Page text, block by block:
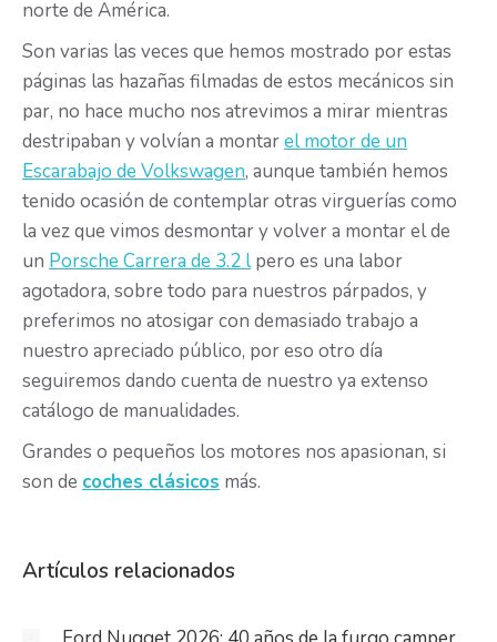
norte de América.
Son varias las veces que hemos mostrado por estas
páginas las hazañas filmadas de estos mecánicos sin
par, no hace mucho nos atrevimos a mirar mientras
destripaban y volvían a montarel motor de un
Escarabajo de Volkswagen, aunque también hemos
tenido ocasión de contemplar otras virguerías como
la vez que vimos desmontar y volver a montar el de
un Porsche Carrera de 3.2 lpero es una labor
agotadora, sobre todo para nuestros párpados, y
preferimos no atosigar con demasiado trabajo a
nuestro apreciado público, por eso otro día
seguiremos dando cuenta de nuestro ya extenso
catálogo de manualidades.
Grandes o pequeños los motores nos apasionan, si
son de coches clásicos más.
Artículos relacionados